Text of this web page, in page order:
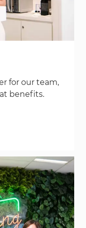
for our team,
benefits.